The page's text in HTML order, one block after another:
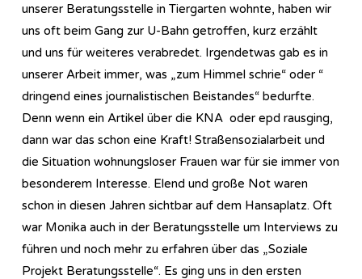
unserer Beratungsstelle in Tiergarten wohnte, haben wir
uns oft beim Gang zur U-Bahn getroffen, kurz erzählt
und uns für weiteres verabredet. Irgendetwas gab es in
unserer Arbeit immer, was „zum Himmel schrie“ oder “
dringend eines journalistischen Beistandes“ bedurfte.
Denn wenn ein Artikel über die KNA oder epd rausging,
dann war das schon eine Kraft! Straßensozialarbeit und
die Situation wohnungsloser Frauen war für sie immer von
besonderem Interesse. Elend und große Not waren
schon in diesen Jahren sichtbar auf dem Hansaplatz. Oft
war Monika auch in der Beratungsstelle um Interviews zu
führen und noch mehr zu erfahren über das „Soziale
Projekt Beratungsstelle“. Es ging uns in den ersten